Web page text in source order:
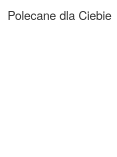
Polecane dla Ciebie